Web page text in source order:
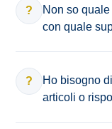
?
Non so
con quale
?
Ho bisogno
articoli o